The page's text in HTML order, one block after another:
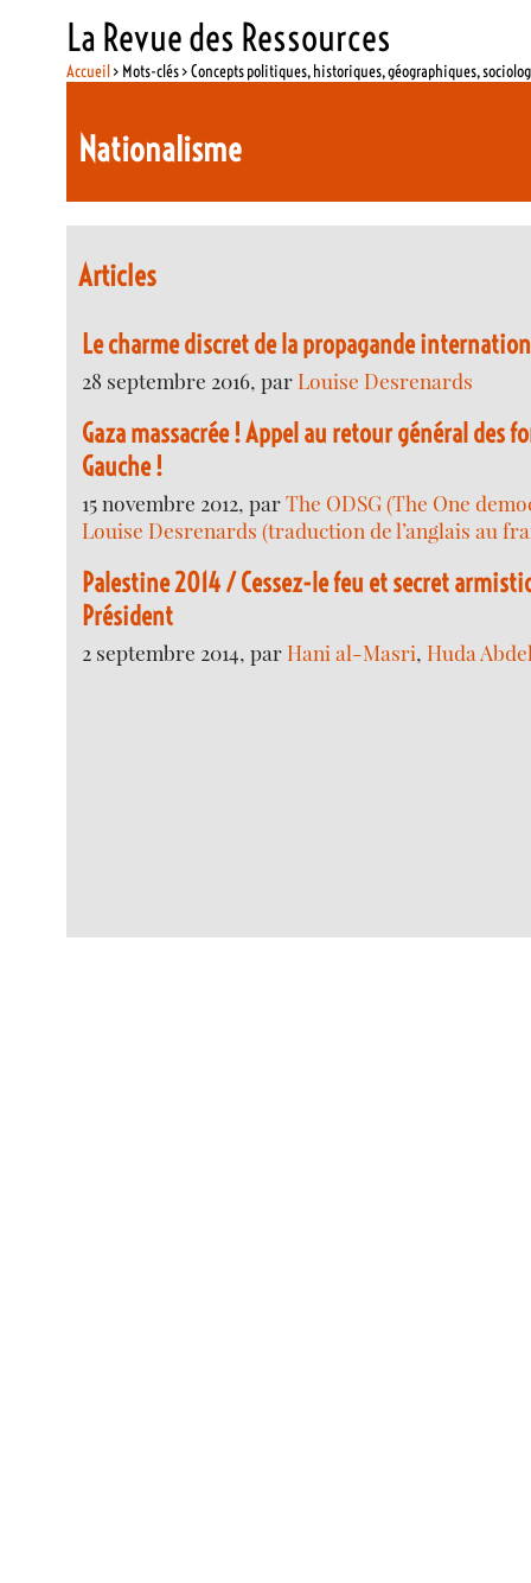
La Revue des Ressources
Accueil> Mots-clés > Concepts politiques, historiques, géographiques,
Nationalisme
Articles
Le charme discret de la propagande
28 septembre 2016, parLouise Desrenards
Gaza massacrée ! Appel au retour général des
Gauche !
15 novembre 2012, parThe ODSG (The One
Louise Desrenards (traduction de l’anglais au
Palestine 2014 / Cessez-le feu et secret
Président
2 septembre 2014, parHani al-Masri,Huda